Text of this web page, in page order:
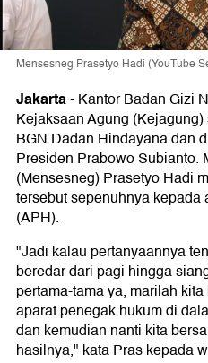
Mensesneg Prasetyo Hadi (YouTube
Jakarta-Kantor Badan Gizi
Kejaksaan Agung
BGN Dadan Hindayana dan
Presiden Prabowo Subianto.
(Mensesneg) Prasetyo Hadi
tersebut sepenuhnya kepada
(APH).
"Jadi kalau pertanyaannya
beredar dari pagi hingga
pertama-tama ya, marilah
aparat penegak hukum di
dan kemudian nanti kita
hasilnya," kata Pras kepada